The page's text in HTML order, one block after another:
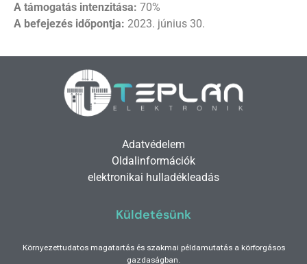
A támogatás intenzitása: 70%
A befejezés időpontja: 2023. június 30.
Adatvédelem
Oldalinformációk
elektronikai hulladékleadás
Küldetésünk
Környezettudatos magatartás és szakmai példamutatás a körforgásos
gazdaságban.